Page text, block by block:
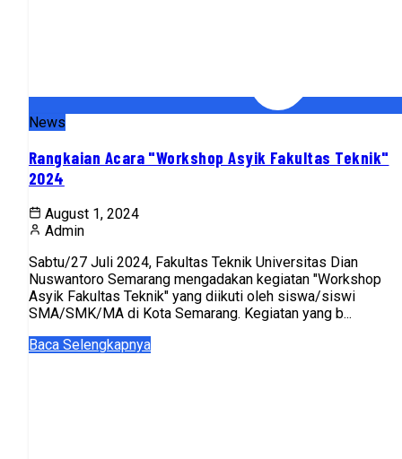
News
Rangkaian Acara "Workshop Asyik Fakultas Teknik"
2024
August 1, 2024
Admin
Sabtu/27 Juli 2024, Fakultas Teknik Universitas Dian
Nuswantoro Semarang mengadakan kegiatan "Workshop
Asyik Fakultas Teknik" yang diikuti oleh siswa/siswi
SMA/SMK/MA di Kota Semarang. Kegiatan yang b...
Baca Selengkapnya